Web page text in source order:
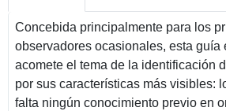
Concebida principalmente para los
observadores ocasionales, esta guía
acomete el tema de la identificación
por sus características más visibles:
falta ningún conocimiento previo en